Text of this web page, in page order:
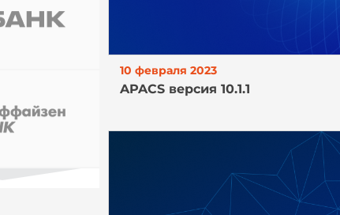
10 февраля 2023
APACS версия 10.1.1